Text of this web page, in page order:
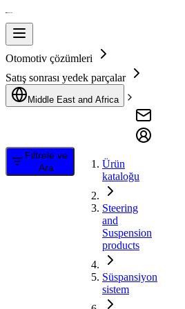
Otomotiv çözümleri
Satış sonrası yedek parçalar
Middle East and Africa
Filtrele ve
Ara
Ürün
kataloğu
Steering
and
Suspension
products
Süspansiyon
sistem